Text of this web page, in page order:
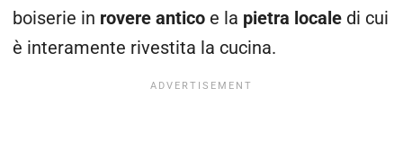
boiserie in rovere antico e la pietra locale di cui
è interamente rivestita la cucina.